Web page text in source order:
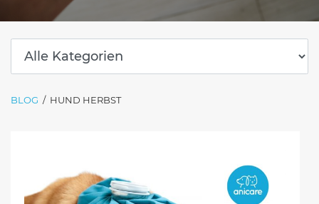
solltest du mit ihm regelmäßig ein gezieltes
Fitnessprogramm absolvieren. Spezielle
Übungen stärken Muskeln…
WEITERLESEN
BLOG / HUND HERBST